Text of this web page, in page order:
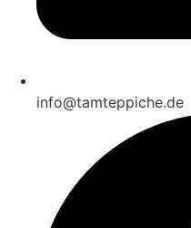
info@tamteppiche.de